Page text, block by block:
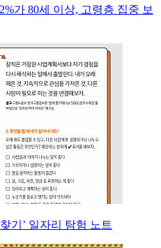
가 80세 이상, 고령층 집중 보
기’ 일자리 탐험 노트